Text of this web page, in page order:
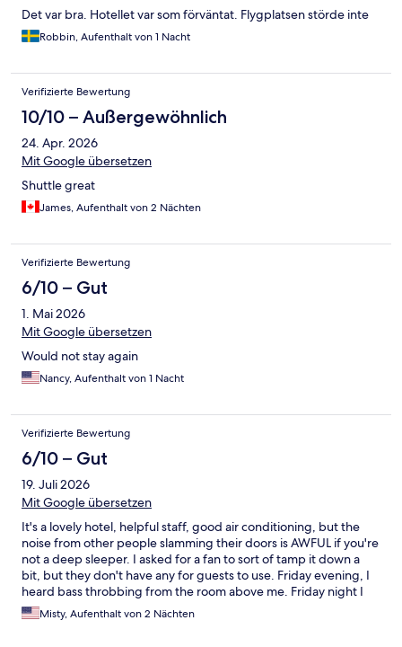
Det var bra. Hotellet var som förväntat. Flygplatsen störde inte
Robbin, Aufenthalt von 1 Nacht
Verifizierte Bewertung
10/10 – Außergewöhnlich
24. Apr. 2026
Mit Google übersetzen
Shuttle great
James, Aufenthalt von 2 Nächten
Verifizierte Bewertung
6/10 – Gut
1. Mai 2026
Mit Google übersetzen
Would not stay again
Nancy, Aufenthalt von 1 Nacht
Verifizierte Bewertung
6/10 – Gut
19. Juli 2026
Mit Google übersetzen
It's a lovely hotel, helpful staff, good air conditioning, but the
noise from other people slamming their doors is AWFUL if you're
not a deep sleeper. I asked for a fan to sort of tamp it down a
bit, but they don't have any for guests to use. Friday evening, I
heard bass throbbing from the room above me. Friday night I
was hearing doors slamming shut (not on purpose, they're just
heavy doors) until 3 AM and the housekeeping women were
Misty, Aufenthalt von 2 Nächten